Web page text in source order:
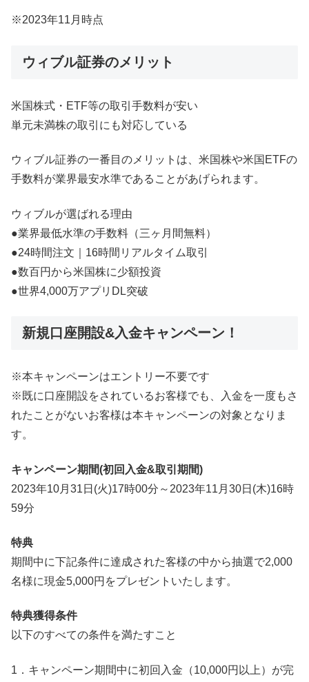
※2023年11月時点
ウィブル証券のメリット
米国株式・ETF等の取引手数料が安い
単元未満株の取引にも対応している
ウィブル証券の一番目のメリットは、米国株や米国ETFの
手数料が業界最安水準であることがあげられます。
ウィブルが選ばれる理由
●業界最低水準の手数料（三ヶ月間無料）
●24時間注文｜16時間リアルタイム取引
●数百円から米国株に少額投資
●世界4,000万アプリDL突破
新規口座開設&入金キャンペーン！
※本キャンペーンはエントリー不要です
※既に口座開設をされているお客様でも、入金を一度もさ
れたことがないお客様は本キャンペーンの対象となりま
す。
キャンペーン期間(初回入金&取引期間)
2023年10月31日(火)17時00分～2023年11月30日(木)16時
59分​
特典
期間中に下記条件に達成された客様の中から抽選で2,000
名様に現金5,000円をプレゼントいたします。
特典獲得条件
以下のすべての条件を満たすこと​
1．キャンペーン期間中に初回入金（10,000円以上）が完